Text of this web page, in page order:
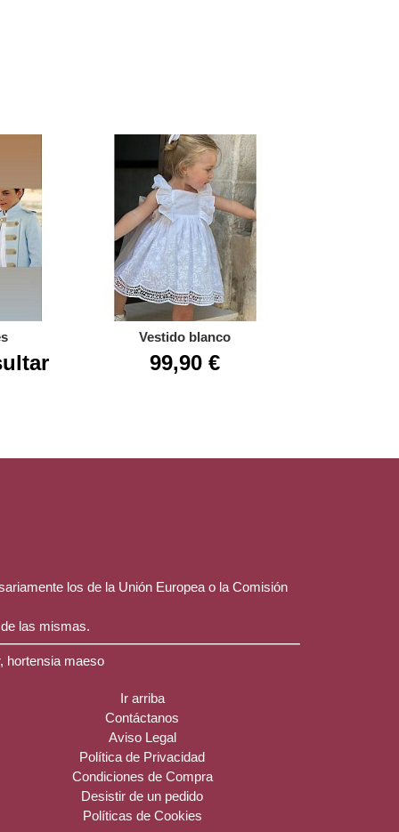
Vestido blanco
99,90 €
los de la Unión Europea o la Comisión
las mismas.
hortensia maeso
Ir arriba
Contáctanos
Aviso Legal
Política de Privacidad
Condiciones de Compra
Desistir de un pedido
Políticas de Cookies